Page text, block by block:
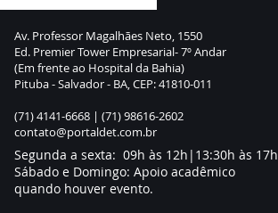
Av. Professor Magalhães Neto, 1550
Ed. Premier Tower Empresarial- 7º Andar
(Em frente ao Hospital da Bahia)
Pituba - Salvador - BA, CEP: 41810-011
(71) 4141-6668 | (71) 98616-2602
contato@portaldet.com.br
Segunda a sexta: 09h às 12h|13:30h às 17h
Sábado e Domingo: Apoio acadêmico
quando houver evento.